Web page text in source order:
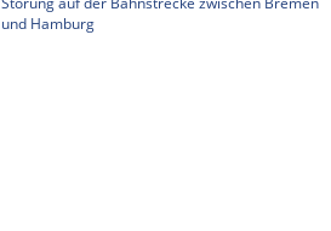
und Hamburg